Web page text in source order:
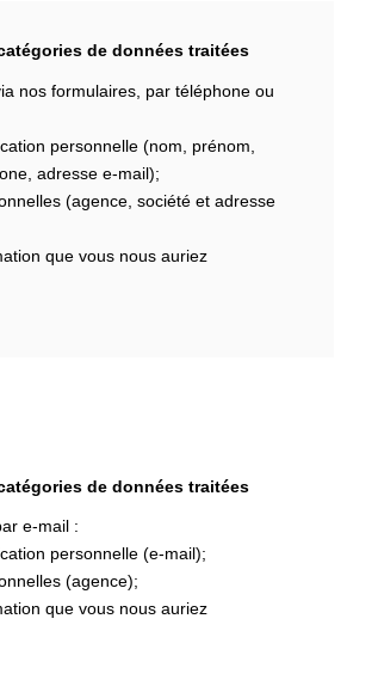
de données traitées
nos formulaires, par téléphone ou
personnelle (nom, prénom,
adresse e-mail);
(agence, société et adresse
que vous nous auriez
de données traitées
e-mail :
personnelle (e-mail);
(agence);
que vous nous auriez